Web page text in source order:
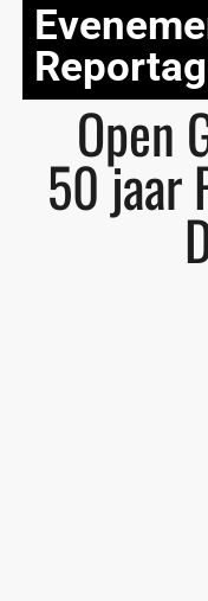
Open
50 jaar